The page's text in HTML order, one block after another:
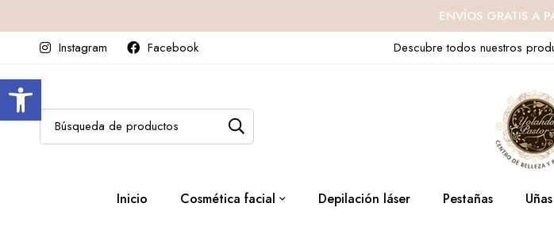
Abrir barra de herramientas
ENVÍOS GRATIS A
Instagram
Facebook Descubre todos nuestros
Inicio Cosmética facial Depilación láser Pestañas Uñas